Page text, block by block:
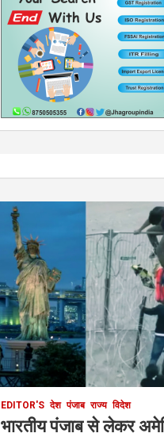
EDITOR'S देश पंजाब राज्य विदेश
भारतीय पंजाब से लेकर